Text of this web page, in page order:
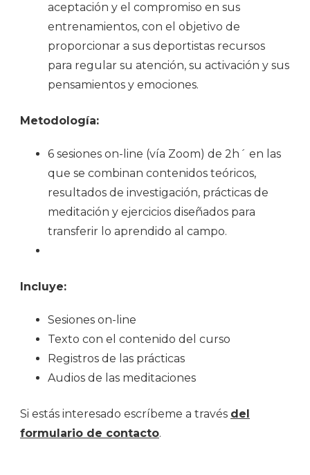
aceptación y el compromiso en sus
entrenamientos, con el objetivo de
proporcionar a sus deportistas recursos
para regular su atención, su activación y sus
pensamientos y emociones.
Metodología:
6 sesiones on-line (vía Zoom) de 2h´ en las
que se combinan contenidos teóricos,
resultados de investigación, prácticas de
meditación y ejercicios diseñados para
transferir lo aprendido al campo.
Incluye:
Sesiones on-line
Texto con el contenido del curso
Registros de las prácticas
Audios de las meditaciones
Si estás interesado escríbeme a través del
formulario de contacto.